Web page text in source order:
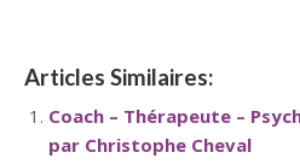
Articles Similaires:
Coach – Thérapeute –
par Christophe Cheval